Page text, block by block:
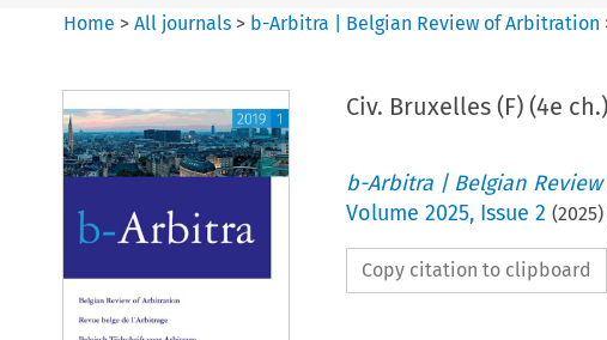
Home >All journals > b-Arbitra | Belgian Review of Arbitration
Civ. Bruxelles (F) (4e
b-Arbitra | Belgian
Volume 2025, Issue 2 (2025)
Copy citation to clipboard